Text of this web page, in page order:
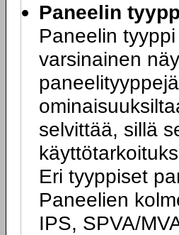
Paneelin
Paneelin
varsinainen
selvittää, sillä
Eri tyyppiset
Paneelien
IPS, SPVA/